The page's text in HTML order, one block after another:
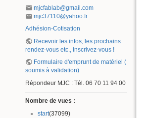
mjcfablab@gmail.com
mjc37110@yahoo.fr
Adhésion-Cotisation
Recevoir les infos, les prochains
rendez-vous etc., inscrivez-vous !
Formulaire d'emprunt de matériel (
soumis à validation)
Répondeur MJC : Tél. 06 70 11 94 00
Nombre de vues :
start(37099)